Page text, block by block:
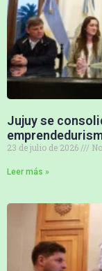
Jujuy se
23 de julio de 2026
Leer más »